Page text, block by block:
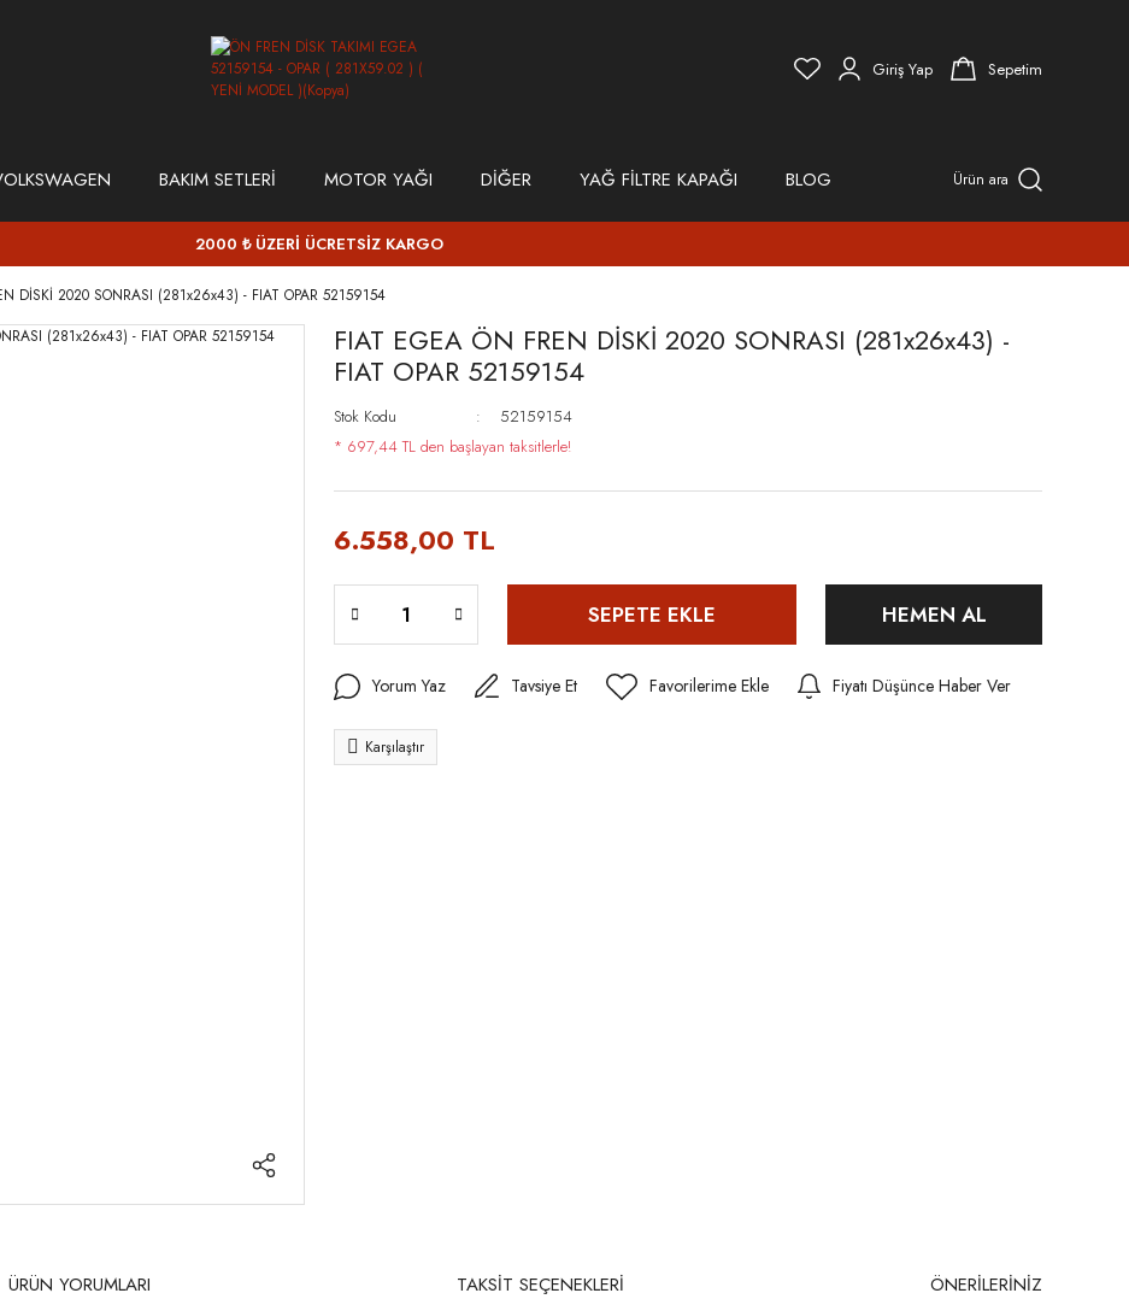
Giriş Yap Sepetim
BAKIM SETLERİ MOTOR YAĞI DİĞER YAĞ FİLTRE KAPAĞI BLOG Ürün ara
2000 ₺ ÜZERİ ÜCRETSİZ KARGO
DİSKİ 2020 SONRASI (281x26x43) - FIAT OPAR 52159154
FIAT EGEA ÖN FREN DİSKİ 2020 SONRASI (281x26x43) -
FIAT OPAR 52159154
Stok Kodu
52159154
* 697,44 TL den başlayan taksitlerle!
6.558,00 TL
SEPETE EKLE HEMEN AL
Yorum Yaz Tavsiye Et Fiyatı Düşünce Haber Ver
Karşılaştır
ÜRÜN YORUMLARI TAKSİT SEÇENEKLERİ ÖNERİLERİNİZ